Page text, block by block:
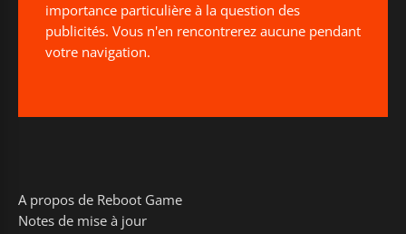
importance particulière à la question des
publicités. Vous n'en rencontrerez aucune pendant
votre navigation.
A propos de Reboot Game
Notes de mise à jour